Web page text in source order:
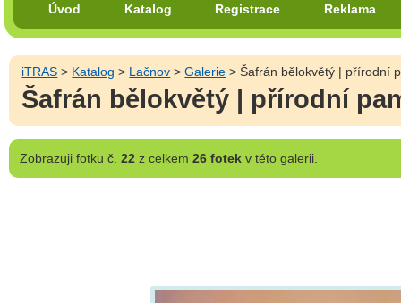
Úvod Katalog Registrace Reklama
iTRAS > Katalog > Lačnov >Galerie > Šafrán bělokvětý | přírodní
Šafrán bělokvětý | přírodní
Zobrazujifotku č. 22 z celkem 26 fotekv této galerii.